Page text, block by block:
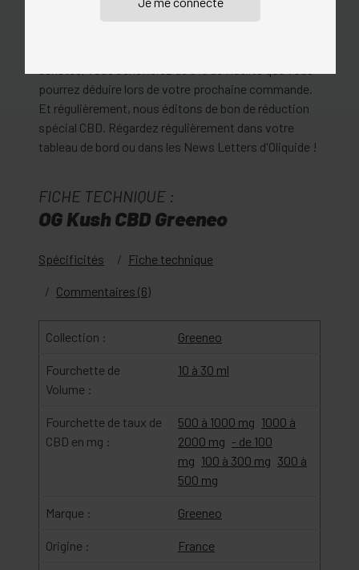
de CBD, provenant directement des fabricants. Nous
pourrez déduire lors de votre prochaine commande.
Et régulièrement, nous éditons de bon de réduction
spécial CBD. Régardez régulièrement dans votre
tableau de bord ou dans les News Letters d'Oliquide !
FICHE TECHNIQUE :
OG Kush CBD Greeneo
Spécificités Fiche technique
Commentaires (6)
Collection : Greeneo
Fourchette de
Volume :
10 à 30 ml
Fourchette de taux de
CBD en mg :
500 à 1000 mg 1000 à
2000 mg - de 100
mg 100 à 300 mg 300 à
500 mg
Marque : Greeneo
Origine : France